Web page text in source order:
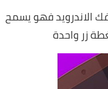
الاندرويد فهو يسمح
زر واحدة